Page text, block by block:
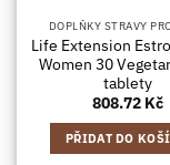
DOPLŇKY STRAVY
Life Extension
Women 30
tablety
808.72 Kč
PŘIDAT DO